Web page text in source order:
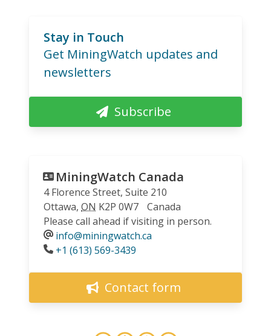
Stay in Touch
Get MiningWatch updates and
newsletters
Subscribe
MiningWatch Canada
4 Florence Street, Suite 210
Ottawa, ON K2P 0W7
Canada
Please call ahead if visiting in person.
info@miningwatch.ca
Phone
+1 (613) 569-3439
Contact form